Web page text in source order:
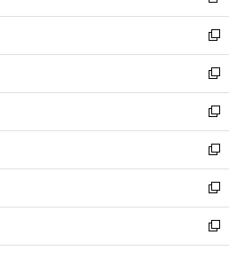
ウ
で
開
く
ン
ド
ウ
で
開
く
ウ
ィ
ン
ド
ウ
で
開
く
し
い
ウ
ィ
ン
ド
ウ
で
開
く
新
し
い
ウ
ィ
ン
ド
ウ
で
開
く
新
し
い
ウ
ィ
ン
ド
ウ
で
開
新
し
い
ウ
ィ
ン
ド
ウ
新
し
い
ウ
ィ
ン
新
し
い
ウ
新
し